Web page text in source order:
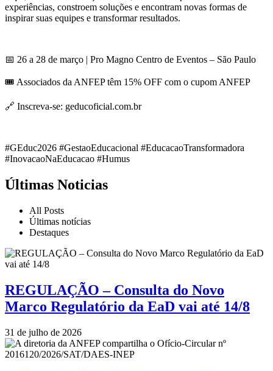
experiências, constroem soluções e encontram novas formas de
inspirar suas equipes e transformar resultados.
📅 26 a 28 de março | Pro Magno Centro de Eventos – São Paulo
🎟️ Associados da ANFEP têm 15% OFF com o cupom ANFEP
🔗 Inscreva-se: geducoficial.com.br
#GEduc2026 #GestaoEducacional #EducacaoTransformadora
#InovacaoNaEducacao #Humus
Últimas Noticias
All Posts
Últimas notícias
Destaques
REGULAÇÃO – Consulta do Novo
Marco Regulatório da EaD vai até 14/8
31 de julho de 2026